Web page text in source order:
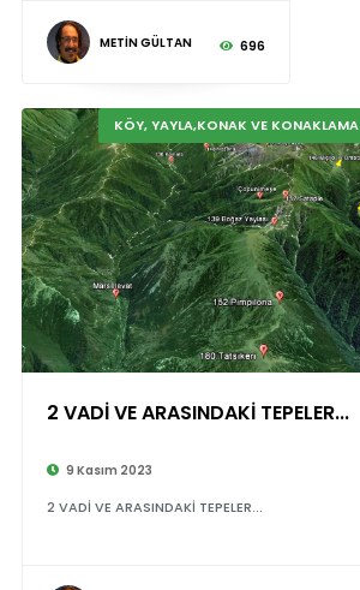
METİN GÜLTAN 696
KÖY, YAYLA,KONAK VE KONAKLAMA
2 VADİ VE ARASINDAKİ TEPELER...
9 Kasım 2023
2 VADİ VE ARASINDAKİ TEPELER...